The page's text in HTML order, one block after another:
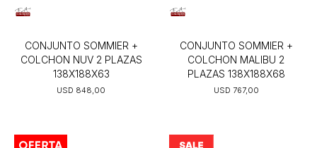
CONJUNTO SOMMIER +
COLCHON NUV 2 PLAZAS
138X188X63
USD 848,00
CONJUNTO SOMMIER +
COLCHON MALIBU 2
PLAZAS 138X188X68
USD 767,00